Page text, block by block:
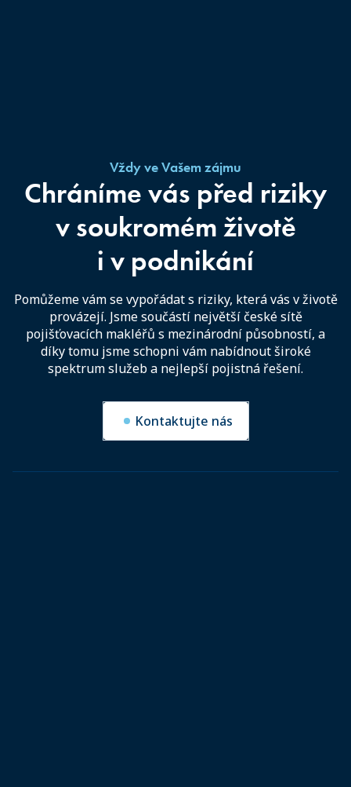
Vždy ve Vašem zájmu
Chráníme vás před riziky
v soukromém životě
i v podnikání
Pomůžeme vám se vypořádat s riziky, která vás v životě
provázejí. Jsme součástí největší české sítě
pojišťovacích makléřů s mezinárodní působností, a
díky tomu jsme schopni vám nabídnout široké
spektrum služeb a nejlepší pojistná řešení.
Kontaktujte nás